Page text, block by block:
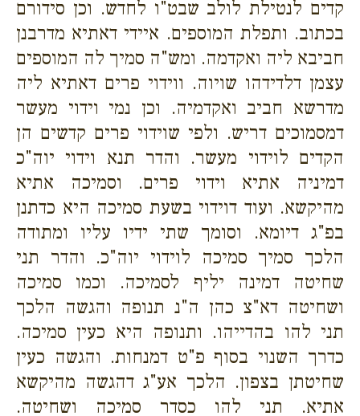
קדים לנטילת לולב שבט"ו לחדש. וכן סידורם
בכתוב. ותפלת המוספים. איידי דאתיא מדרבנן
חביבא ליה ואקדמה. ומש"ה סמיך לה המוספים
עצמן דלדידהו שויוה. ווידוי פרים דאתיא ליה
מדרשא חביב ואקדמיה. וכן נמי וידוי מעשר
דמסמוכים דריש. ולפי שוידוי פרים קדשים הן
הקדים לוידוי מעשר. והדר תנא וידוי יוה"כ
דמיניה אתיא וידוי פרים. וסמיכה אתיא
מהיקשא. ועוד דוידוי בשעת סמיכה היא כדתנן
בפ"ג דיומא. וסומך שתי ידיו עליו ומתודה
הלכך סמיך סמיכה לוידוי יוה"כ. והדר תני
שחיטה דמינה יליף לסמיכה. וכמו סמיכה
ושחיטה דא"צ כהן ה"נ תנופה והגשה הלכך
תני להו בהדייהו. ותנופה היא כעין סמיכה.
כדרך השנוי בסוף פ"ט דמנחות. והגשה כעין
שחיטתן בצפון. הלכך אע"ג דהגשה מהיקשא
אתיא. תני להו כסדר סמיכה ושחיטה.